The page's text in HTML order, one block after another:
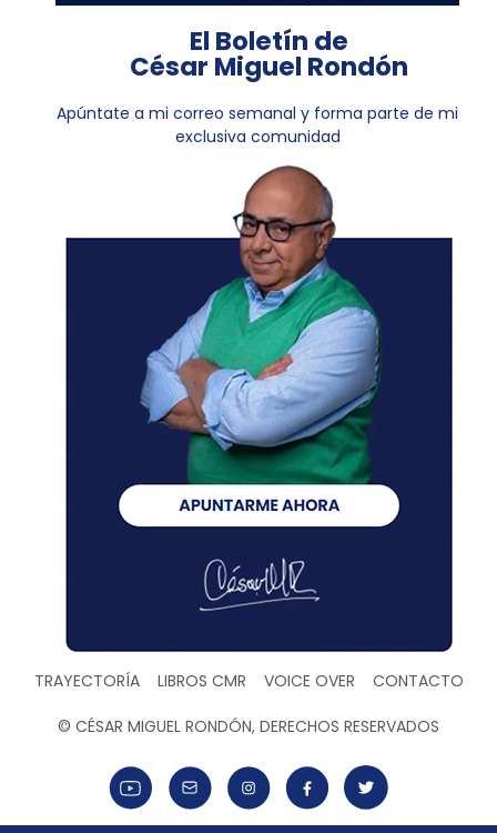
El Boletín de
César Miguel Rondón
Apúntate a mi correo semanal y forma parte de mi
exclusiva comunidad
TRAYECTORÍA LIBROS CMR VOICE OVER CONTACTO
© CÉSAR MIGUEL RONDÓN, DERECHOS RESERVADOS